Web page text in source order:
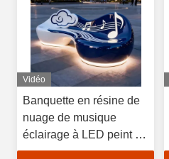
Vidéo
Banquette en résine de
nuage de musique
éclairage à LED peint à
la main artisanal à la